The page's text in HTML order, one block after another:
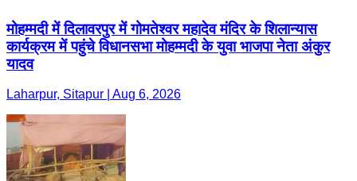
मोहम्मदी में दिलावरपुर में गोमतेश्वर महादेव मंदिर के शिलान्यास
कार्यक्रम में पहुंचे विधानसभा मोहम्मदी के युवा भाजपा नेता अंकुर
यादव
Laharpur, Sitapur | Aug 6, 2026